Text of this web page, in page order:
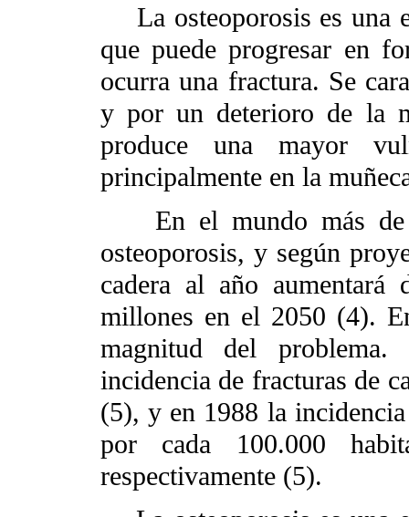
La osteoporosis es una
que puede progresar en
ocurra una fractura. Se
y por un deterioro de la
produce una mayor
principalmente en la
En el mundo más de
osteoporosis, y según
cadera al año
millones en el 2050 (4).
magnitud del
incidencia de fracturas de
(5), y en 1988 la
por cada 100.000
respectivamente (5).